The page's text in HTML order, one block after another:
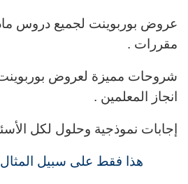
عروض بوربوينت لجميع دروس
مقررات .
شروحات مميزة لعروض
انجاز المعلمين .
إجابات نموذجية وحلول لكل
هذا فقط على سبيل